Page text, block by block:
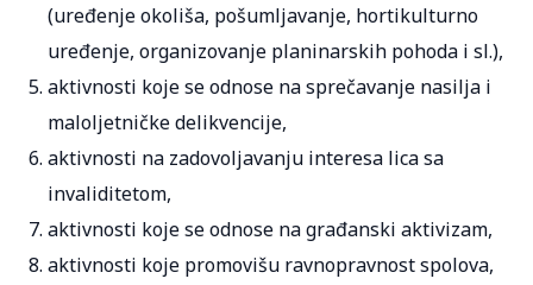
(uređenje okoliša, pošumljavanje, hortikulturno
uređenje, organizovanje planinarskih pohoda i sl.),
aktivnosti koje se odnose na sprečavanje nasilja i
maloljetničke delikvencije,
aktivnosti na zadovoljavanju interesa lica sa
invaliditetom,
aktivnosti koje se odnose na građanski aktivizam,
aktivnosti koje promovišu ravnopravnost spolova,